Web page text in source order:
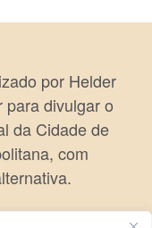
por Helder
para divulgar o
da Cidade de
com